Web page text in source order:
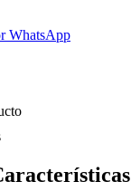
WhatsApp